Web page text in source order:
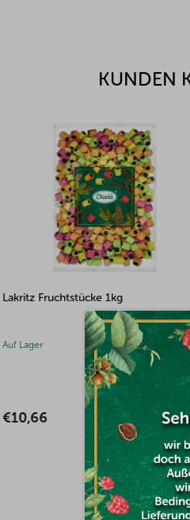
KUNDEN
Bunte Lakritz-Stäbchen 1kg
Auf Lager
€11,01
DAS